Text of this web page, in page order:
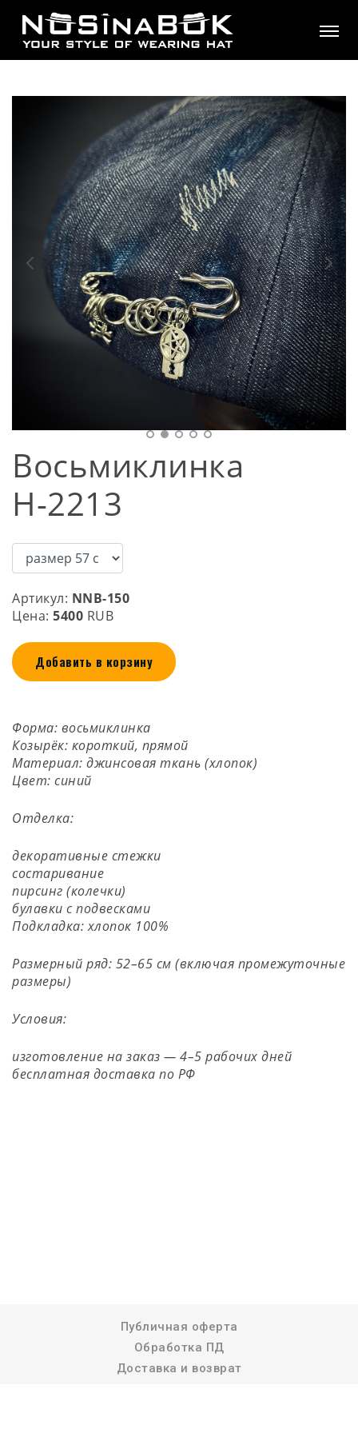
Восьмиклинка
Н-2213
Артикул: NNB-150
Цена: 5400 RUB
Добавить в корзину
Форма: восьмиклинка
Козырёк: короткий, прямой
Материал: джинсовая ткань (хлопок)
Цвет: синий
Отделка:
декоративные стежки
состаривание
пирсинг (колечки)
булавки с подвесками
Подкладка: хлопок 100%
Размерный ряд: 52–65 см (включая промежуточные
размеры)
Условия:
изготовление на заказ — 4–5 рабочих дней
бесплатная доставка по РФ
Публичная оферта
Обработка ПД
Доставка и возврат